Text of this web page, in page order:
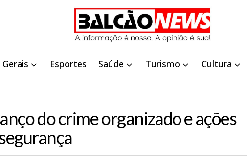
Gerais Esportes Saúde Turismo Cultura
do crime organizado e ações